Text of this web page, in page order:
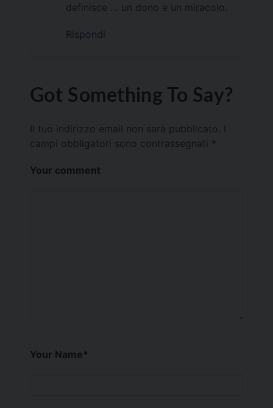
definisce … un dono e un miracolo.
Rispondi
Got Something To Say?
Il tuo indirizzo email non sarà pubblicato.
campi obbligatori sono contrassegnati *
Your comment
Your Name*